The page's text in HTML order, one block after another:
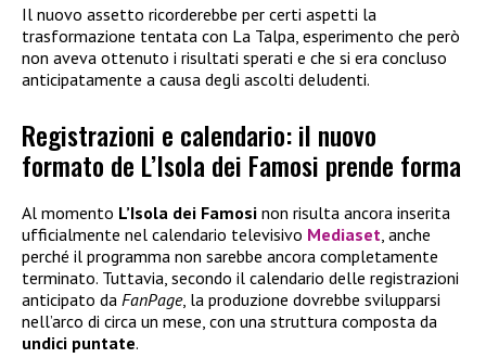
Il nuovo assetto ricorderebbe per certi aspetti la
trasformazione tentata con La Talpa, esperimento che però
non aveva ottenuto i risultati sperati e che si era concluso
anticipatamente a causa degli ascolti deludenti.
Registrazioni e calendario: il nuovo
formato de L’Isola dei Famosi prende forma
Al momento L’Isola dei Famosi non risulta ancora inserita
ufficialmente nel calendario televisivo Mediaset , anche
perché il programma non sarebbe ancora completamente
terminato. Tuttavia, secondo il calendario delle registrazioni
anticipato da FanPage, la produzione dovrebbe svilupparsi
nell’arco di circa un mese, con una struttura composta da
undici puntate.